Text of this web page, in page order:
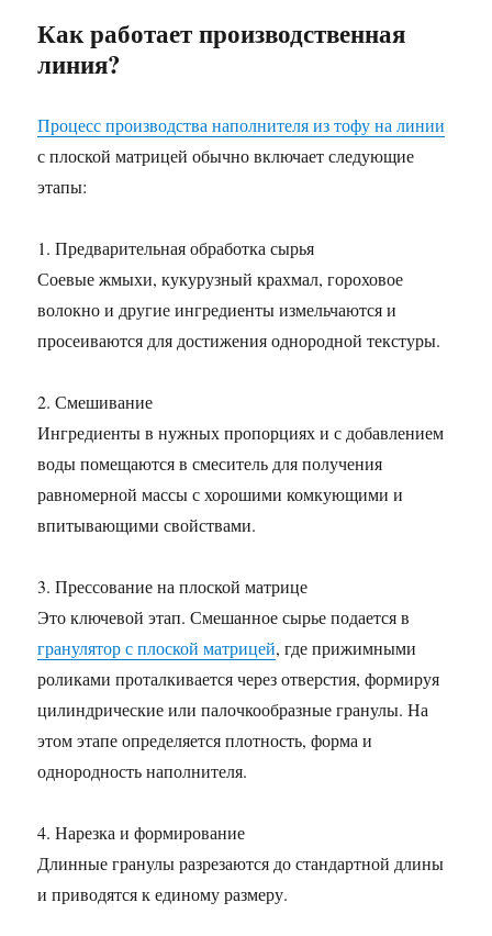
Как работает производственная
линия?
Процесс производства наполнителя из тофу на линии
с плоской матрицей обычно включает следующие
этапы:
1. Предварительная обработка сырья
Соевые жмыхи, кукурузный крахмал, гороховое
волокно и другие ингредиенты измельчаются и
просеиваются для достижения однородной текстуры.
2. Смешивание
Ингредиенты в нужных пропорциях и с добавлением
воды помещаются в смеситель для получения
равномерной массы с хорошими комкующими и
впитывающими свойствами.
3. Прессование на плоской матрице
Это ключевой этап. Смешанное сырье подается в
гранулятор с плоской матрицей, где прижимными
роликами проталкивается через отверстия, формируя
цилиндрические или палочкообразные гранулы. На
этом этапе определяется плотность, форма и
однородность наполнителя.
4. Нарезка и формирование
Длинные гранулы разрезаются до стандартной длины
и приводятся к единому размеру.